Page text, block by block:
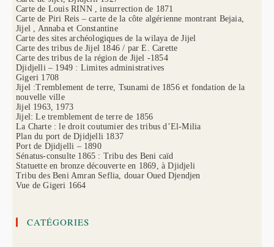
Carte de Louis RINN , insurrection de 1871
Carte de Piri Reis – carte de la côte algérienne montrant Bejaia,
Jijel , Annaba et Constantine
Carte des sites archéologiques de la wilaya de Jijel
Carte des tribus de Jijel 1846 / par E. Carette
Carte des tribus de la région de Jijel -1854
Djidjelli – 1949 : Limites administratives
Gigeri 1708
Jijel :Tremblement de terre, Tsunami de 1856 et fondation de la
nouvelle ville
Jijel 1963, 1973
Jijel: Le tremblement de terre de 1856
La Charte : le droit coutumier des tribus d’El-Milia
Plan du port de Djidjelli 1837
Port de Djidjelli – 1890
Sénatus-consulte 1865 : Tribu des Beni caïd
Statuette en bronze découverte en 1869, à Djidjeli
Tribu des Beni Amran Seflia, douar Oued Djendjen
Vue de Gigeri 1664
CATÉGORIES